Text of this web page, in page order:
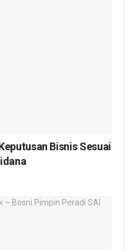
Bisnis Sesuai